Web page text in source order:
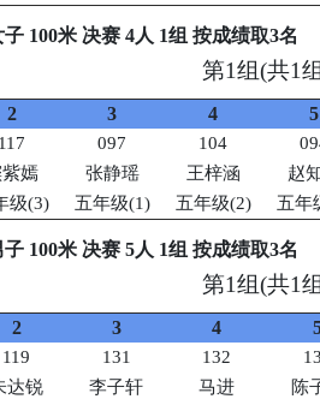
100米 决赛 4人 1组 按成绩取3名
第1组(共1
2 3 4 5
117 097 104
嫣 张静瑶 王梓涵
赵
级(3) 五年级(1) 五年级(2) 五年
100米 决赛 5人 1组 按成绩取3名
第1组(共1
2 3 4
119 131 132
达锐 李子轩 马进
陈